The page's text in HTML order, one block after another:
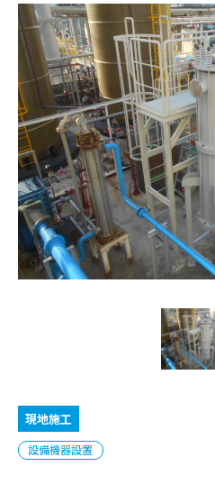
現地施工
設備機器設置